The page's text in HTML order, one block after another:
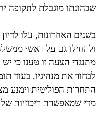
שכהונתו מוגבלת לתקופה
בשנים האחרונות, עלו
ולהחילו גם על ראשי
מתנגדי הצעה זו טענו כי
לבחור את מנהיגיו, בעוד
התחרות הפוליטית וימנע
מדי שמאפשרת ריכוזיות